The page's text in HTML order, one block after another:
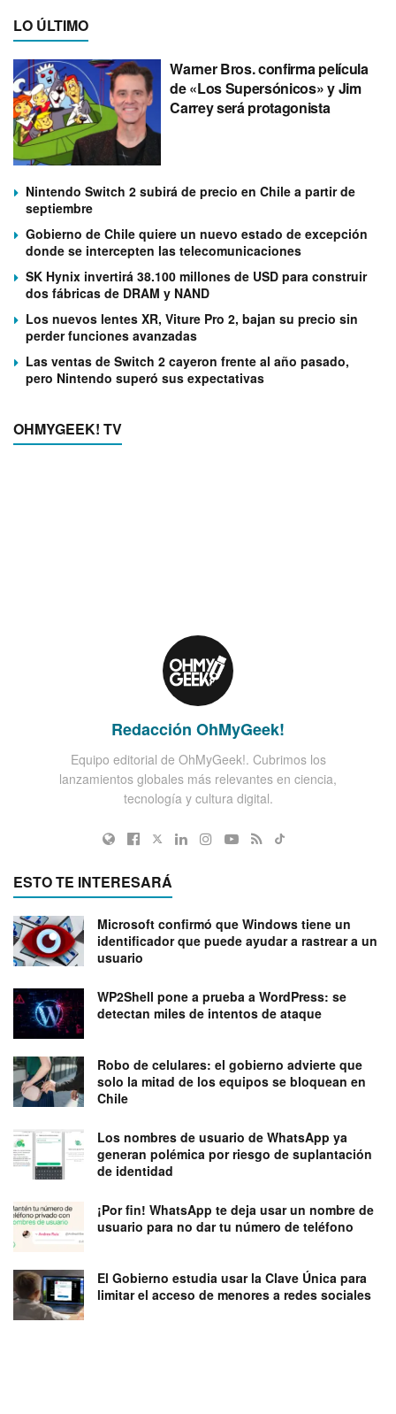
LO ÚLTIMO
Warner Bros. confirma película
de «Los Supersónicos» y Jim
Carrey será protagonista
Nintendo Switch 2 subirá de precio en Chile a partir de
septiembre
Gobierno de Chile quiere un nuevo estado de excepción
donde se intercepten las telecomunicaciones
SK Hynix invertirá 38.100 millones de USD para construir
dos fábricas de DRAM y NAND
Los nuevos lentes XR, Viture Pro 2, bajan su precio sin
perder funciones avanzadas
Las ventas de Switch 2 cayeron frente al año pasado,
pero Nintendo superó sus expectativas
OHMYGEEK! TV
Redacción OhMyGeek!
Equipo editorial de OhMyGeek!. Cubrimos los
lanzamientos globales más relevantes en ciencia,
tecnología y cultura digital.
ESTO TE INTERESARÁ
Microsoft confirmó que Windows tiene un
identificador que puede ayudar a rastrear a un
usuario
WP2Shell pone a prueba a WordPress: se
detectan miles de intentos de ataque
Robo de celulares: el gobierno advierte que
solo la mitad de los equipos se bloquean en
Chile
Los nombres de usuario de WhatsApp ya
generan polémica por riesgo de suplantación
de identidad
¡Por fin! WhatsApp te deja usar un nombre de
usuario para no dar tu número de teléfono
El Gobierno estudia usar la Clave Única para
limitar el acceso de menores a redes sociales